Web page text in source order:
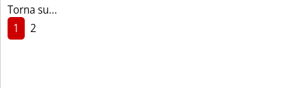
Torna su...
1
2